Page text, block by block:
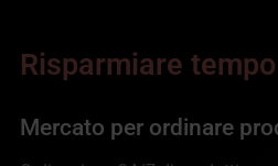
Risparmiare
Mercato per ordinare